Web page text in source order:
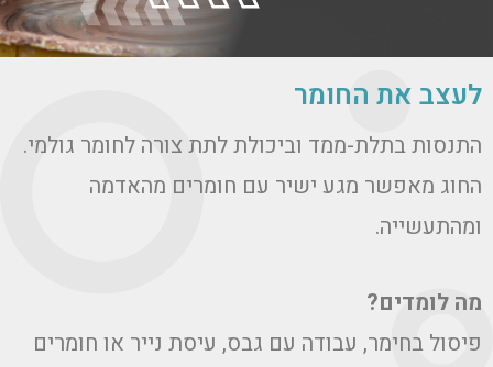
את החומר
בתלת-ממד וביכולת לתת צורה לחומר גולמי.
מאפשר מגע ישיר עם חומרים מהאדמה
לומדים?
בחימר, עבודה עם גבס, עיסת נייר או חומרים